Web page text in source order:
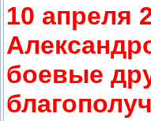
10 апреля
боевые